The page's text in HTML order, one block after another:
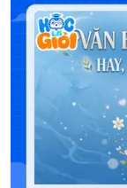
các mối quan hệ
thiết. Hãy cùng